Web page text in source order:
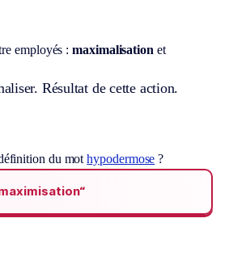
employés :maximalisation et
Résultat de cette action.
du mothypodermose ?